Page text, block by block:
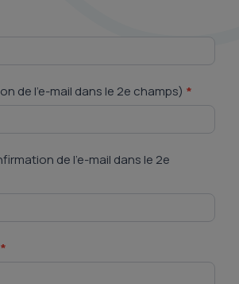
de l’e-mail dans le 2e champs) *
de l’e-mail dans le 2e
*